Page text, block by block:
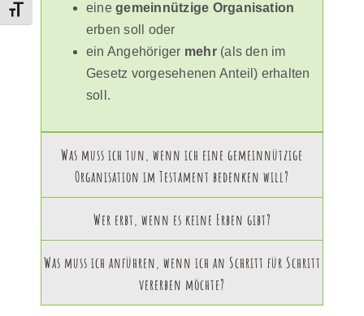
Schrift vergrößerneinegemeinnützige Organisation
erben soll oder
ein Angehöriger mehr(als den im
Gesetz vorgesehenen Anteil) erhalten
soll.
Was muss ich tun, wenn ich eine gemeinnützige
Organisation im Testament bedenken will?
Wer erbt, wenn es keine Erben gibt?
Was muss ich anführen, wenn ich an Schritt für Schritt
vererben möchte?